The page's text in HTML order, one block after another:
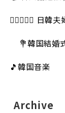
👩🏻‍❤️‍👨🏻 日韓夫
💐韓国結婚
🎵韓国音楽
Archive